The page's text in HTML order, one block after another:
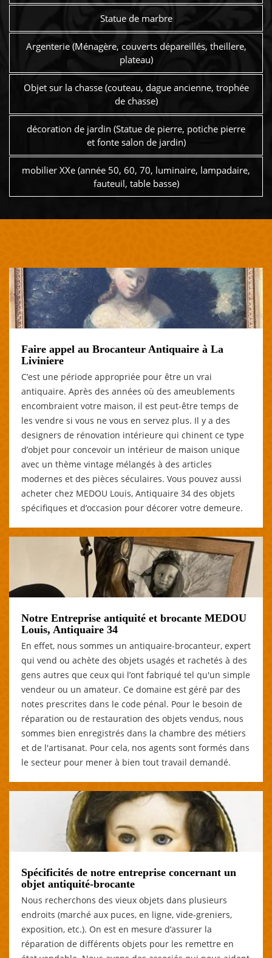
Statue de marbre
Argenterie (Ménagère, couverts dépareillés, theillere,
plateau)
Objet sur la chasse (couteau, dague ancienne, trophée
de chasse)
décoration de jardin (Statue de pierre, potiche pierre
et fonte salon de jardin)
mobilier XXe (année 50, 60, 70, luminaire, lampadaire,
fauteuil, table basse)
Faire appel au Brocanteur Antiquaire à La
Liviniere
C’est une période appropriée pour être un vrai
antiquaire. Après des années où des ameublements
encombraient votre maison, il est peut-être temps de
les vendre si vous ne vous en servez plus. Il y a des
designers de rénovation intérieure qui chinent ce type
d’objet pour concevoir un intérieur de maison unique
avec un thème vintage mélangés à des articles
modernes et des pièces séculaires. Vous pouvez aussi
acheter chez MEDOU Louis, Antiquaire 34 des objets
spécifiques et d’occasion pour décorer votre demeure.
Notre Entreprise antiquité et brocante MEDOU
Louis, Antiquaire 34
En effet, nous sommes un antiquaire-brocanteur, expert
qui vend ou achète des objets usagés et rachetés à des
gens autres que ceux qui l’ont fabriqué tel qu'un simple
vendeur ou un amateur. Ce domaine est géré par des
notes prescrites dans le code pénal. Pour le besoin de
réparation ou de restauration des objets vendus, nous
sommes bien enregistrés dans la chambre des métiers
et de l'artisanat. Pour cela, nos agents sont formés dans
le secteur pour mener à bien tout travail demandé.
Spécificités de notre entreprise concernant un
objet antiquité-brocante
Nous recherchons des vieux objets dans plusieurs
endroits (marché aux puces, en ligne, vide-greniers,
exposition, etc.). On est en mesure d’assurer la
réparation de différents objets pour les remettre en